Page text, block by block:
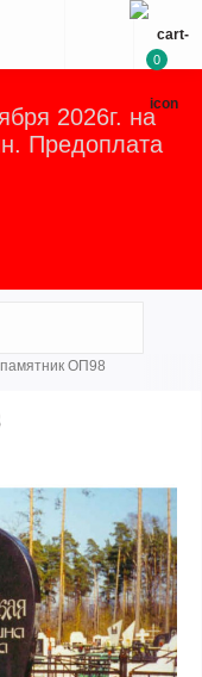
2026г. на
Предоплата
0
ОП98